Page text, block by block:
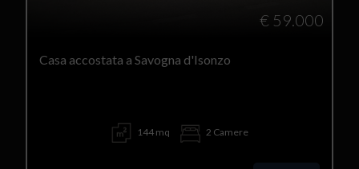
€ 59.000
Casa accostata a Savogna d'Isonzo
144 mq 2 Camere